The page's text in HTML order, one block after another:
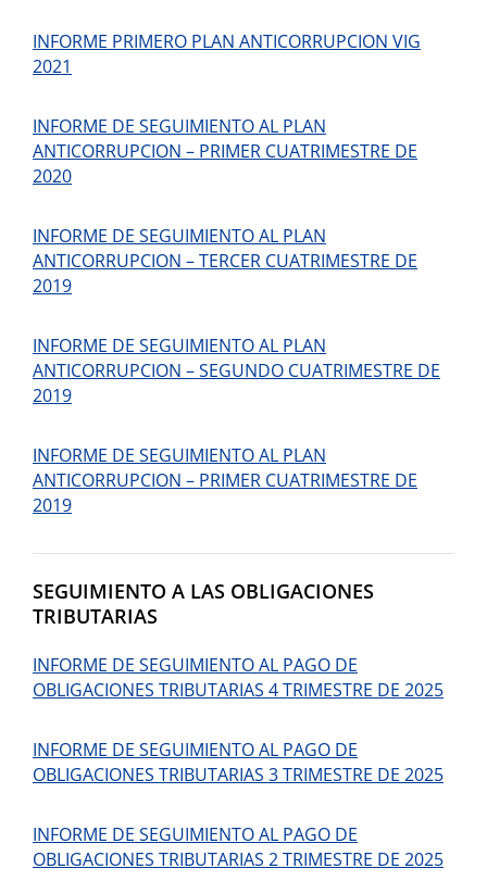
INFORME PRIMERO PLAN ANTICORRUPCION VIG
2021
INFORME DE SEGUIMIENTO AL PLAN
ANTICORRUPCION – PRIMER CUATRIMESTRE DE
2020
INFORME DE SEGUIMIENTO AL PLAN
ANTICORRUPCION – TERCER CUATRIMESTRE DE
2019
INFORME DE SEGUIMIENTO AL PLAN
ANTICORRUPCION – SEGUNDO CUATRIMESTRE DE
2019
INFORME DE SEGUIMIENTO AL PLAN
ANTICORRUPCION – PRIMER CUATRIMESTRE DE
2019
SEGUIMIENTO A LAS OBLIGACIONES
TRIBUTARIAS
INFORME DE SEGUIMIENTO AL PAGO DE
OBLIGACIONES TRIBUTARIAS 4 TRIMESTRE DE 2025
INFORME DE SEGUIMIENTO AL PAGO DE
OBLIGACIONES TRIBUTARIAS 3 TRIMESTRE DE 2025
INFORME DE SEGUIMIENTO AL PAGO DE
OBLIGACIONES TRIBUTARIAS 2 TRIMESTRE DE 2025